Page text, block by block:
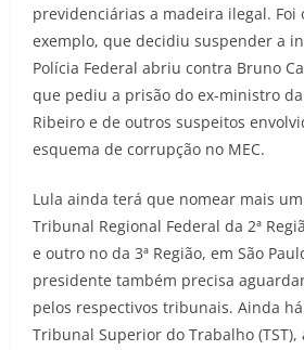
previdenciárias a madeira ilegal. Foi
exemplo, que decidiu suspender a
Polícia Federal abriu contra Bruno
que pediu a prisão do ex-ministro
Ribeiro e de outros suspeitos
esquema de corrupção no MEC.
Lula ainda terá que nomear mais
Tribunal Regional Federal da 2ª
e outro no da 3ª Região, em São
presidente também precisa
pelos respectivos tribunais. Ainda
Tribunal Superior do Trabalho